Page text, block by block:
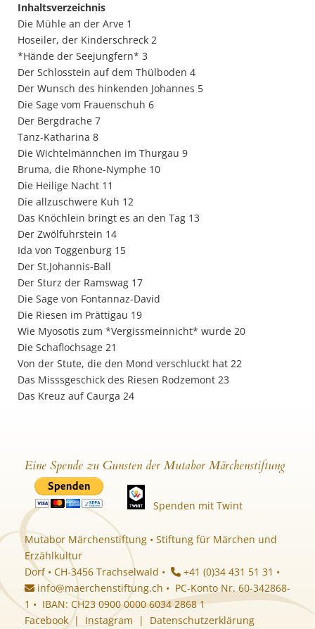
Inhaltsverzeichnis
Die Mühle an der Arve 1
Hoseiler, der Kinderschreck 2
*Hände der Seejungfern* 3
Der Schlosstein auf dem Thülboden 4
Der Wunsch des hinkenden Johannes 5
Die Sage vom Frauenschuh 6
Der Bergdrache 7
Tanz-Katharina 8
Die Wichtelmännchen im Thurgau 9
Bruma, die Rhone-Nymphe 10
Die Heilige Nacht 11
Die allzuschwere Kuh 12
Das Knöchlein bringt es an den Tag 13
Der Zwölfuhrstein 14
Ida von Toggenburg 15
Der St.Johannis-Ball
Der Sturz der Ramswag 17
Die Sage von Fontannaz-David
Die Riesen im Prättigau 19
Wie Myosotis zum *Vergissmeinnicht* wurde 20
Die Schaflochsage 21
Von der Stute, die den Mond verschluckt hat 22
Das Misssgeschick des Riesen Rodzemont 23
Das Kreuz auf Caurga 24
Eine Spende zu Gunsten der Mutabor Märchenstiftung
Spenden mit Twint
Mutabor Märchenstiftung • Stiftung für Märchen und
Erzählkultur
Dorf • CH-3456 Trachselwald •
+41 (0)34 431 51 31 •
info@maerchenstiftung.ch • PC-Konto Nr. 60-342868-
1 • IBAN: CH23 0900 0000 6034 2868 1
Facebook| Instagram | Datenschutzerklärung